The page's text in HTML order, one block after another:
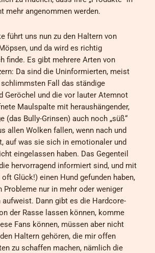
mehr angenommen werden.
führt uns nun zu den Haltern von
und da wird es richtig
finde. Es gibt mehrere Arten von
Da sind die Uninformierten, meist
Fall das ständige
Geröchel und die vor lauter Atemnot
Maulspalte mit heraushängender,
(das Bully-Grinsen) auch noch „süß“
allen Wolken fallen, wenn nach und
auf was sie sich in emotionaler und
eingelassen haben. Das Gegenteil
hervorragend informiert sind, und mit
Glück!) einen Hund gefunden haben,
Probleme nur in mehr oder weniger
aufweist. Dann gibt es die Hardcore-
der Rasse lassen können, komme
Fans können, müssen aber nicht
Haltern gehören, die mir offen
zu schaffen machen, nämlich die